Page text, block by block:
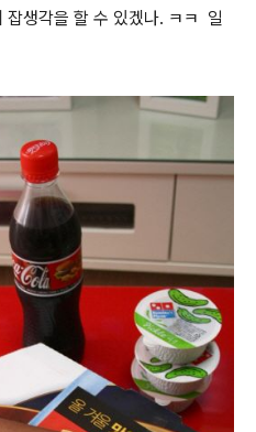
잡생각을 할 수 있겠나. ㅋㅋ 일